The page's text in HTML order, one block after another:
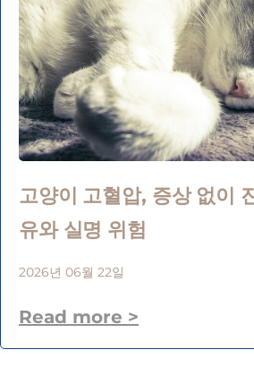
고양이 고혈압, 증상 없이
유와 실명 위험
2026년 06월 22일
Read more >